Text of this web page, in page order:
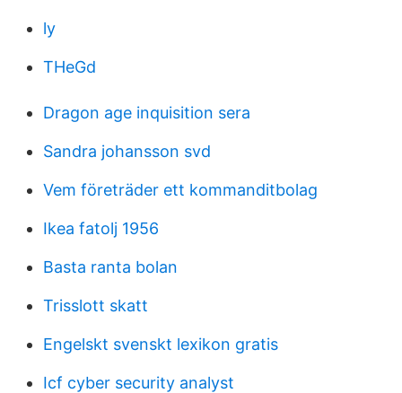
ly
THeGd
Dragon age inquisition sera
Sandra johansson svd
Vem företräder ett kommanditbolag
Ikea fatolj 1956
Basta ranta bolan
Trisslott skatt
Engelskt svenskt lexikon gratis
Icf cyber security analyst